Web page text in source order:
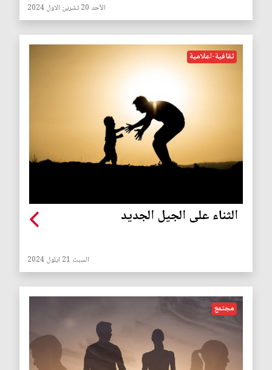
الأحد 20 تشرين الاول 2024
ثقافية-اعلامية
الثناء على الجيل الجديد
السبت 21 ايلول 2024
مجتمع